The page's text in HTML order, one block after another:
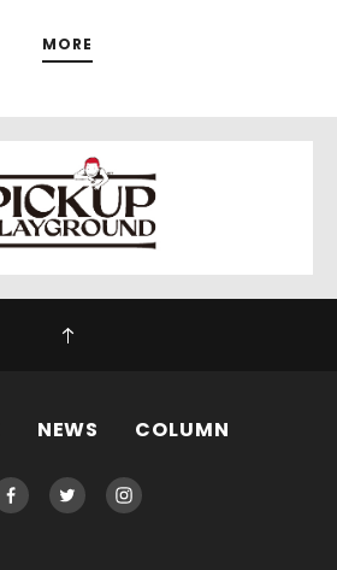
MORE
NEWS COLUMN